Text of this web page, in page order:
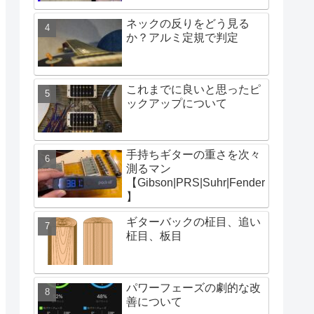
ネックの反りをどう見る
か？アルミ定規で判定
これまでに良いと思ったピ
ックアップについて
手持ちギターの重さを次々
測るマン
【Gibson|PRS|Suhr|Fender
】
ギターバックの柾目、追い
柾目、板目
パワーフェーズの劇的な改
善について